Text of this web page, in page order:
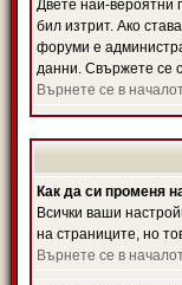
Двете най-вероятни
бил изтрит. Ако
форуми е
данни. Свържете се
Върнете се в
Как да си променя
Всички ваши
на страниците, но
Върнете се в